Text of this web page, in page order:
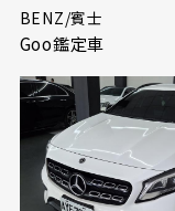
BENZ/賓士
Goo鑑定車